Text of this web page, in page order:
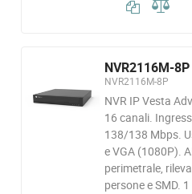
NVR2116M-8P
NVR2116M-8P
NVR IP Vesta
16 canali.
138/138 Mbps.
e VGA (1080P).
perimetrale,
persone e SMD.